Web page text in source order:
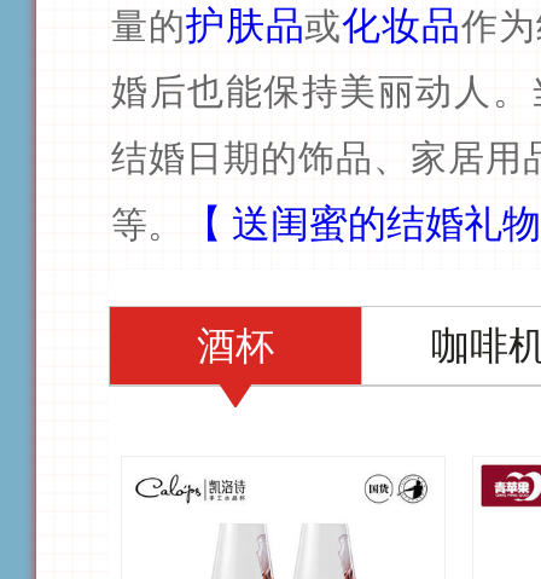
量的护肤品或化妆品作
婚后也能保持美丽动人。
结婚日期的饰品、家居用
等。
【 送闺蜜的结婚礼
酒杯 咖啡